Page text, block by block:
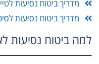
מדריך ביטוח נסיעות
מדריך ביטוח נסיעות
למה ביטוח נסיעות